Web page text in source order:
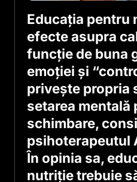
Educaţia pentru
efecte asupra
funcţie de buna
emoţiei şi
priveşte propria
setarea mentală
schimbare,
psihoterapeutul
În opinia sa,
nutriţie trebuie